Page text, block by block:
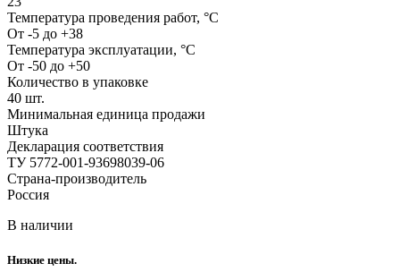
Температура проведения работ, °С
От -5 до +38
Температура эксплуатации, °С
От -50 до +50
Количество в упаковке
40 шт.
Минимальная единица продажи
Штука
Декларация соответствия
ТУ 5772-001-93698039-06
Страна-производитель
Россия
В наличии
Низкие цены.